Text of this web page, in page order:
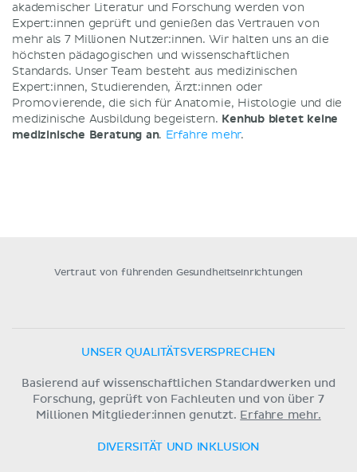
akademischer Literatur und Forschung werden von
Expert:innen geprüft und genießen das Vertrauen von
mehr als 7 Millionen Nutzer:innen. Wir halten uns an die
höchsten pädagogischen und wissenschaftlichen
Standards. Unser Team besteht aus medizinischen
Expert:innen, Studierenden, Ärzt:innen oder
Promovierende, die sich für Anatomie, Histologie und die
medizinische Ausbildung begeistern. Kenhub bietet keine
medizinische Beratung an. Erfahre mehr.
Vertraut von führenden Gesundheitseinrichtungen
UNSER QUALITÄTSVERSPRECHEN
Basierend auf wissenschaftlichen Standardwerken und
Forschung, geprüft von Fachleuten und von über 7
Millionen Mitglieder:innen genutzt. Erfahre mehr.
DIVERSITÄT UND INKLUSION